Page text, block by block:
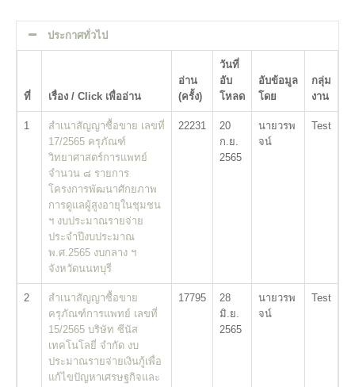
ประกาศทั่วไป
ที่ เรื่อง / Click เพื่ออ่าน
อ่าน
(ครั้ง)
วันที่
อับ
โหลด
อับข้อมูล
โดย
กลุ่ม
งาน
1
สำเนาสัญญาซื้อขาย เลขที่
17/2565 ครุภัณฑ์
วิทยาศาสตร์การแพทย์
จำนวน ๘ รายการ
โครงการพัฒนาศักยภาพ
การดูแลผู้สูงอายุในชุมชน
ฯ งบประมาณรายจ่าย
ประจำปีงบประมาณ
พ.ศ.2565 งบกลาง ฯ
จังหวัดนนทบุรี
22231
20
ก.ย.
2565
นายวรพ
จน์
Test
2
สำเนาสัญญาซื้อขาย
ครุภัณฑ์การแพทย์ เลขที่
15/2565 บริษัท ซีนัส
เทคโนโลยี่ จำกัด งบ
ประมาณรายจ่ายเงินกู้เพื่อ
แก้ไขปัญหาเศรษฐกิจและ
17795
28
มิ.ย.
2565
นายวรพ
จน์
Test